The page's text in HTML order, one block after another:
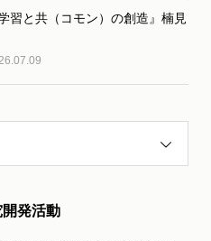
習と共（コモン）の創造』楠見
発活動